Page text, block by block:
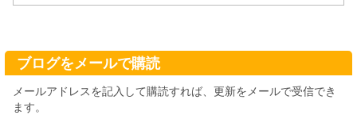
ブ
ブログをメールで購読
メールアドレスを記入して購読すれば、更新をメールで受信でき
ます。